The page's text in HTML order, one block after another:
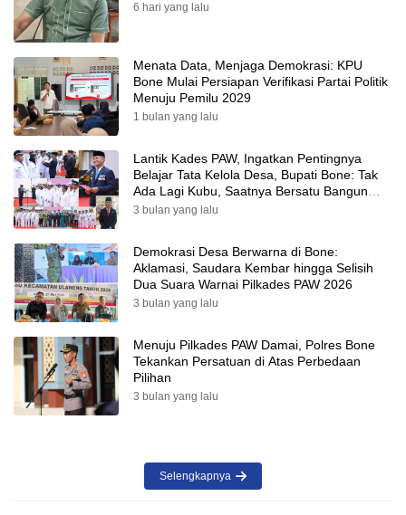
6 hari yang lalu
Menata Data, Menjaga Demokrasi: KPU
Bone Mulai Persiapan Verifikasi Partai Politik
Menuju Pemilu 2029
1 bulan yang lalu
Lantik Kades PAW, Ingatkan Pentingnya
Belajar Tata Kelola Desa, Bupati Bone: Tak
Ada Lagi Kubu, Saatnya Bersatu Bangun
Desa
3 bulan yang lalu
Demokrasi Desa Berwarna di Bone:
Aklamasi, Saudara Kembar hingga Selisih
Dua Suara Warnai Pilkades PAW 2026
3 bulan yang lalu
Menuju Pilkades PAW Damai, Polres Bone
Tekankan Persatuan di Atas Perbedaan
Pilihan
3 bulan yang lalu
Selengkapnya